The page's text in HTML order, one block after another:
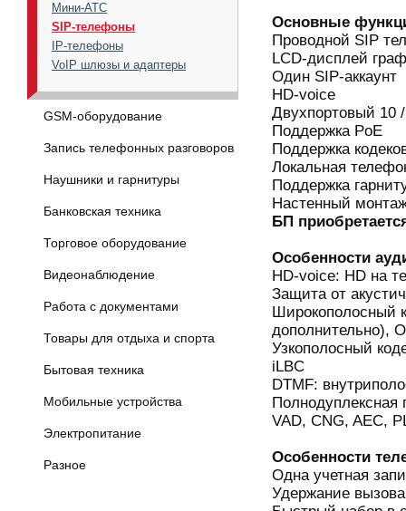
Мини-АТС
SIP-телефоны
IP-телефоны
VoIP шлюзы и адаптеры
GSM-оборудование
Запись телефонных разговоров
Наушники и гарнитуры
Банковская техника
Торговое оборудование
Видеонаблюдение
Работа с документами
Товары для отдыха и спорта
Бытовая техника
Мобильные устройства
Электропитание
Разное
Основные
Проводной SIP
LCD-дисплей
Один SIP-аккаунт
HD-voice
Двухпортовый 10
Поддержка PoE
Поддержка
Локальная
Поддержка
Настенный
БП
Особенности
HD-voice: HD на
Защита от
Широкополосный
дополнительно),
Узкополосный
iLBC
DTMF:
Полнодуплексная
VAD, CNG, AEC,
Особенности
Одна учетная
Удержание